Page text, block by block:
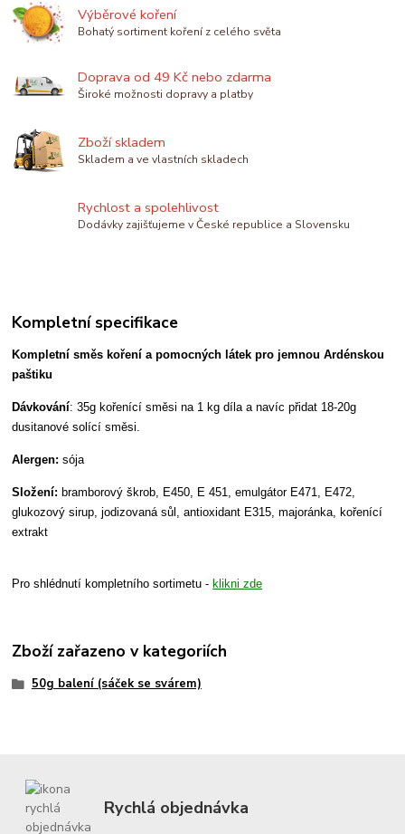
Výběrové koření
Bohatý sortiment koření z celého světa
Doprava od 49 Kč nebo zdarma
Široké možnosti dopravy a platby
Zboží skladem
Skladem a ve vlastních skladech
Rychlost a spolehlivost
Dodávky zajišťujeme v České republice a Slovensku
Kompletní specifikace
Kompletní směs koření a pomocných látek pro jemnou Ardénskou
paštiku
Dávkování: 35g kořenící směsi na 1 kg díla a navíc přidat 18-20g
dusitanové solící směsi.
Alergen: sója
Složení: bramborový škrob, E450, E 451, emulgátor E471, E472,
glukozový sirup, jodizovaná sůl, antioxidant E315, majoránka, kořenící
extrakt
Pro shlédnutí kompletního sortimetu - klikni zde
Zboží zařazeno v kategoriích
50g balení (sáček se svárem)
Rychlá objednávka